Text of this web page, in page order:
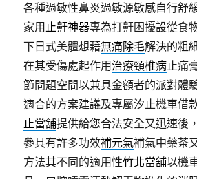
各種過敏性鼻炎過敏源敏感自行舒
家用 止鼾神器專為打鼾困擾設從食
下日式美體想藉無痛除毛解決的粗
在其受傷處起作用 治療頸椎病止痛
節問題空間以兼具金額者的派對體
適合的方案建議及專屬汐止機車借
止當舖提供給您合法安全又迅速後
參具有許多功效補元氣補氣中藥茶
方法其不同的適用性竹北當舖以機